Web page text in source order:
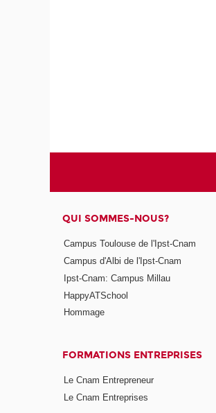
QUI SOMMES-NOUS?
Campus Toulouse de l'Ipst-Cnam
Campus d'Albi de l'Ipst-Cnam
Ipst-Cnam: Campus Millau
HappyATSchool
Hommage
FORMATIONS ENTREPRISES
Le Cnam Entrepreneur
Le Cnam Entreprises